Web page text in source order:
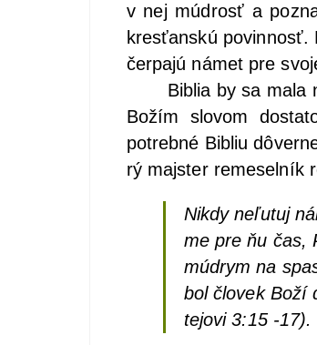
v nej múd­rosť a
kres­ťan­skú
čer­pa­jú námet pre
Bib­lia by sa mala
Božím slo­vom
potreb­né Bib­liu
rý maj­ster reme­sel­ník
Nikdy neľu­tuj
me pre ňu čas,
múd­rym na
bol člo­vek Boží
te­jo­vi 3:15 -17).